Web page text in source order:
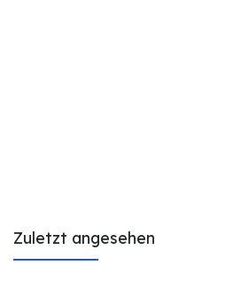
Zuletzt angesehen